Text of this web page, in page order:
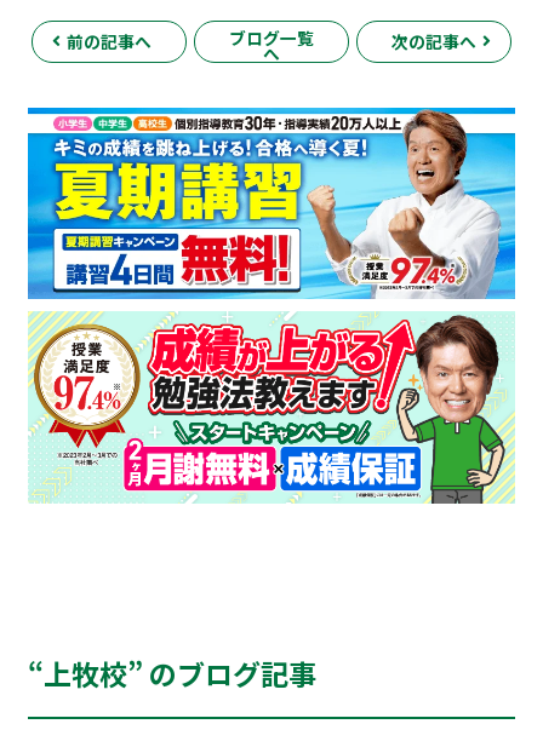
前の記事へ ブログ一覧
へ
次の記事へ
“上牧校” のブログ記事